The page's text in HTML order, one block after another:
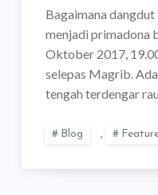
Bagaimana
menjadi primadona
Oktober 2017,
selepas Magrib.
tengah terdengar
Blog ,